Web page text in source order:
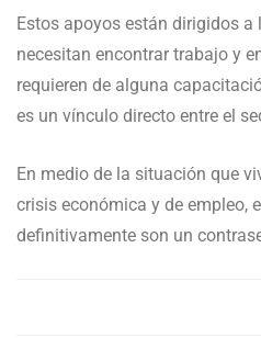
Estos apoyos están dirigidos
necesitan encontrar trabajo y
requieren de alguna
es un vínculo directo entre el
En medio de la situación que
crisis económica y de empleo,
definitivamente son un